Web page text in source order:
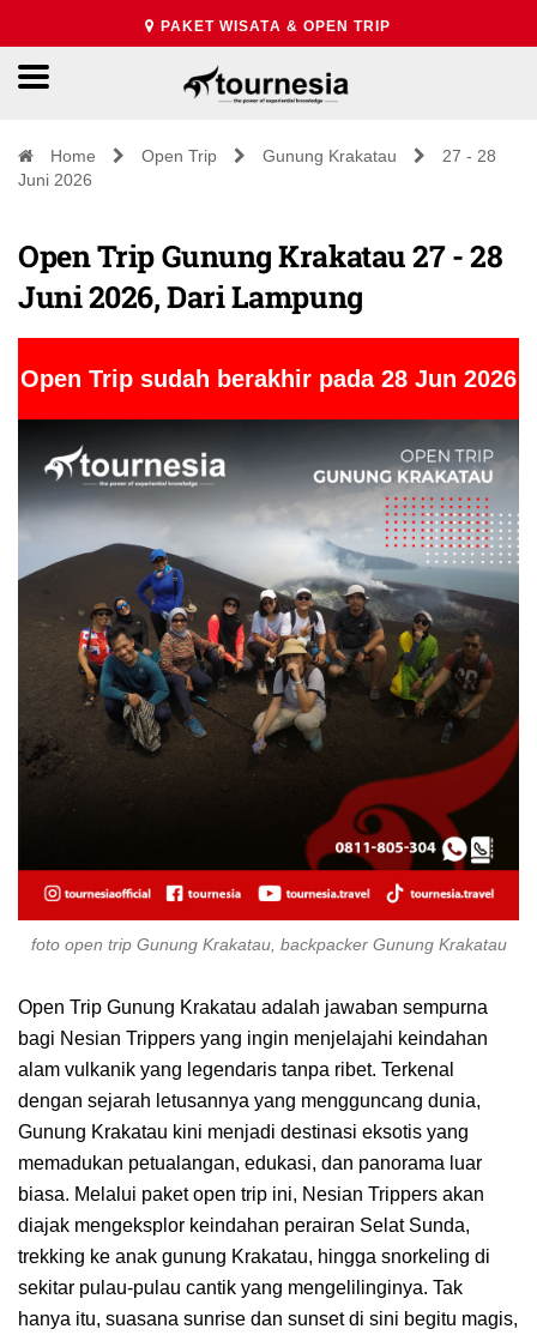
PAKET WISATA & OPEN TRIP
Home Open Trip Gunung Krakatau
27 - 28
Juni 2026
Open Trip Gunung Krakatau 27 - 28
Juni 2026, Dari Lampung
Open Trip sudah berakhir pada 28 Jun 2026
foto open trip Gunung Krakatau, backpacker Gunung Krakatau
Open Trip Gunung Krakatau adalah jawaban sempurna
bagi Nesian Trippers yang ingin menjelajahi keindahan
alam vulkanik yang legendaris tanpa ribet. Terkenal
dengan sejarah letusannya yang mengguncang dunia,
Gunung Krakatau kini menjadi destinasi eksotis yang
memadukan petualangan, edukasi, dan panorama luar
biasa. Melalui paket open trip ini, Nesian Trippers akan
diajak mengeksplor keindahan perairan Selat Sunda,
trekking ke anak gunung Krakatau, hingga snorkeling di
sekitar pulau-pulau cantik yang mengelilinginya. Tak
hanya itu, suasana sunrise dan sunset di sini begitu magis,